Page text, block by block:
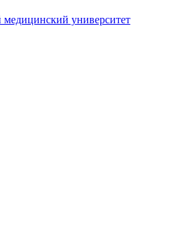
медицинский университет